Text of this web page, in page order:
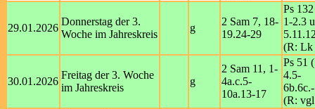
29.01.2026
Donnerstag der 3.
Woche im Jahreskreis
g
2 Sam 7, 18-
19.24-29
Ps
1-2.3
(R: Lk
30.01.2026
Freitag der 3. Woche
im Jahreskreis
g
2 Sam 11, 1-
4a.c.5-
10a.13-17
Ps 51
4.5-
(R: